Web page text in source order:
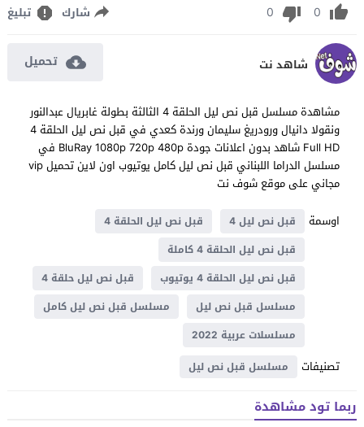
0
0 شارك تبليغ
شاهد نت تحميل
مشاهدة مسلسل قبل نص ليل الحلقة 4 الثالثة بطولة غابريال عبدالنور
ونقولا دانيال ورودريغ سليمان ورندة كعدي في قبل نص ليل الحلقة 4
Full HD شاهد بدون اعلانات جودة BluRay 1080p 720p 480p في
مسلسل الدراما اللبناني قبل نص ليل كامل يوتيوب اون لاين تحميل vip
مجاني على موقع شوف نت
اوسمة
قبل نص ليل 4
قبل نص ليل الحلقة 4
قبل نص ليل الحلقة 4 كاملة
قبل نص ليل الحلقة 4 يوتيوب
قبل نص ليل حلقة 4
مسلسل قبل نص ليل
مسلسل قبل نص ليل كامل
مسلسلات عربية 2022
تصنيفات مسلسل قبل نص ليل
ربما تود مشاهدة